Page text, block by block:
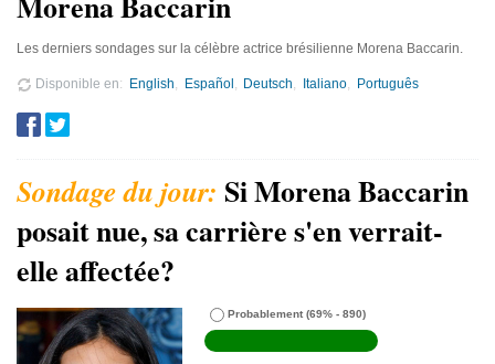
Les derniers sondages sur la célèbre actrice brésilienne Morena Baccarin.
Disponible en English Español Deutsch Italiano Português
Si Morena Baccarin
posait nue, sa carrière s'en verrait-
elle affectée?
Probablement (69% - 890)